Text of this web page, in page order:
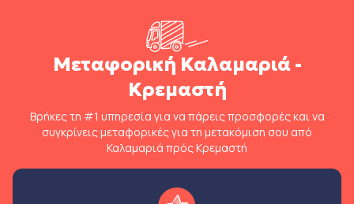
Μεταφορική Καλαμαριά -
Κρεμαστή
Βρήκες τη #1 υπηρεσία για να πάρεις προσφορές και να
συγκρίνεις μεταφορικές για τη μετακόμιση σου από
Καλαμαριά πρός Κρεμαστή